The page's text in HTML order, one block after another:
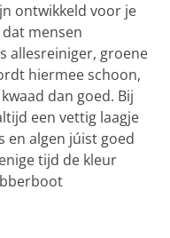
ontwikkeld voor je
mensen
allesreiniger, groene
hiermee schoon,
dan goed. Bij
een vettig laagje
en algen júist goed
tijd de kleur